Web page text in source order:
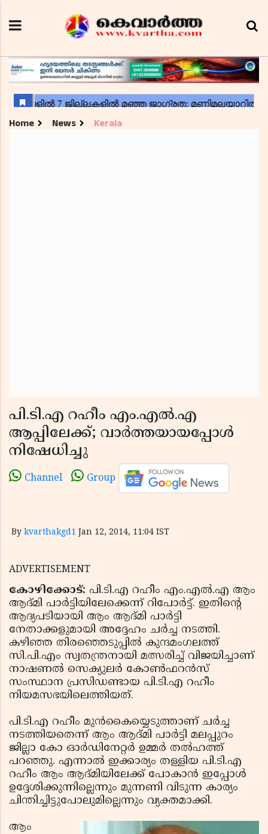
Home News Kerala
പി.ടി.എ റഹീം എം.എല്‍.എ
ആപ്പിലേക്ക്; വാര്‍ത്തയായപ്പോള്‍
നിഷേധിച്ചു
Channel Group
By kvarthakgd1 Jan 12, 2014, 11:04 IST
ADVERTISEMENT
കോഴിക്കോട്: പി.ടി.എ റഹീം എം.എല്‍.എ ആം
ആദ്മി പാര്‍ട്ടിയിലേക്കെന്ന് റിപോര്‍ട്ട്. ഇതിന്റെ
ആദ്യപടിയായി ആം ആദ്മി പാര്‍ട്ടി
നേതാക്കളുമായി അദ്ദേഹം ചര്‍ച്ച നടത്തി.
കഴിഞ്ഞ തിരഞ്ഞെടുപ്പില്‍ കുന്ദമംഗലത്ത്
സി.പി.എം സ്വതന്ത്രനായി മത്സരിച്ച് വിജയിച്ചാണ്
നാഷണല്‍ സെക്യുലര്‍ കോണ്‍ഫറന്‍സ്
സംസ്ഥാന പ്രസിഡണ്ടായ പി.ടി.എ റഹീം
നിയമസഭയിലെത്തിയത്.
പി.ടി.എ റഹീം മുന്‍കൈയ്യെടുത്താണ് ചര്‍ച്ച
നടത്തിയതെന്ന് ആം ആദ്മി പാര്‍ട്ടി മലപ്പുറം
ജില്ലാ കോ ഓര്‍ഡിനേറ്റര്‍ ഉമ്മര്‍ തല്‍ഹത്ത്
പറഞ്ഞു. എന്നാല്‍ ഇക്കാര്യം തള്ളിയ പി.ടി.എ
റഹീം ആം ആദ്മിയിലേക്ക് പോകാന്‍ ഇപ്പോള്‍
ഉദ്ദേശിക്കുന്നില്ലെന്നും മുന്നണി വിടുന്ന കാര്യം
ചിന്തിച്ചിട്ടുപോലുമില്ലെന്നും വ്യക്തമാക്കി.
ആം